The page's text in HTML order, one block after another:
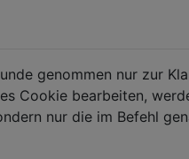
genommen nur zur
Cookie bearbeiten,
nur die im Befehl